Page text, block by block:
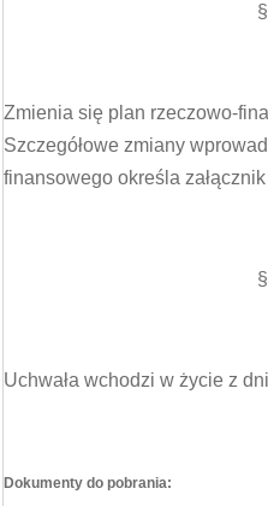
Zmienia się plan rzeczowo-
Szczegółowe zmiany
finansowego określa
Uchwała wchodzi w życie z
Dokumenty do pobrania: